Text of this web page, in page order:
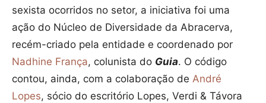
sexista ocorridos no setor, a iniciativa foi uma
ação do Núcleo de Diversidade da Abracerva,
recém-criado pela entidade e coordenado por
Nadhine França, colunista do Guia. O código
contou, ainda, com a colaboração de André
Lopes, sócio do escritório Lopes, Verdi & Távora